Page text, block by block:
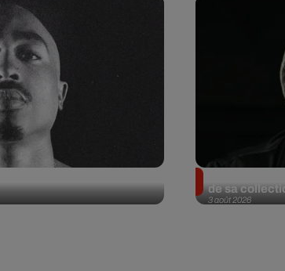
3 août 2026
de sa